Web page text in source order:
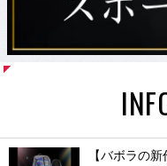
【バボラの